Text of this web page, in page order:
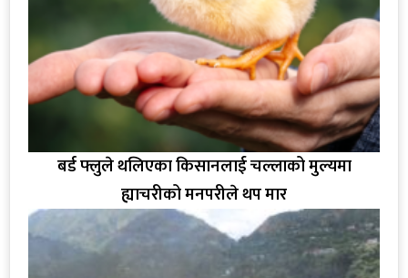
बर्ड फ्लुले थलिएका किसानलाई चल्लाको मुल्यमा
ह्याचरीको मनपरीले थप मार